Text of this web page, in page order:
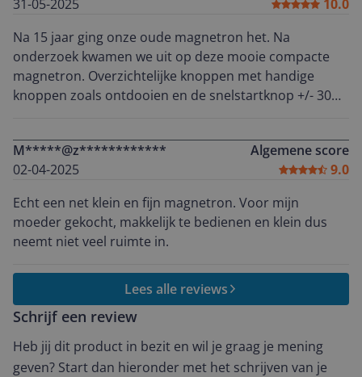
31-05-2025
10.0
Na 15 jaar ging onze oude magnetron het. Na
onderzoek kwamen we uit op deze mooie compacte
magnetron. Overzichtelijke knoppen met handige
knoppen zoals ontdooien en de snelstartknop +/- 30
M*****@z************
02-04-2025
Algemene score
9.0
Echt een net klein en fijn magnetron. Voor mijn
moeder gekocht, makkelijk te bedienen en klein dus
neemt niet veel ruimte in.
Lees alle reviews
Schrijf een review
Heb jij dit product in bezit en wil je graag je mening
geven? Start dan hieronder met het schrijven van je